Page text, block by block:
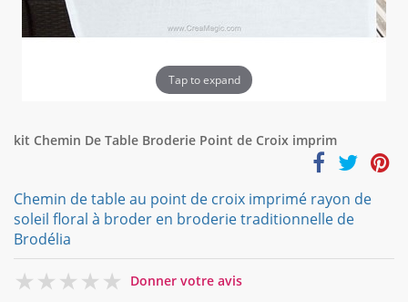
Tap to expand
kit Chemin De Table Broderie Point de Croix imprim
Chemin de table au point de croix imprimé rayon de
soleil floral à broder en broderie traditionnelle de
Brodélia
0
Donner votre avis